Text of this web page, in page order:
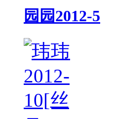
园园2012-5